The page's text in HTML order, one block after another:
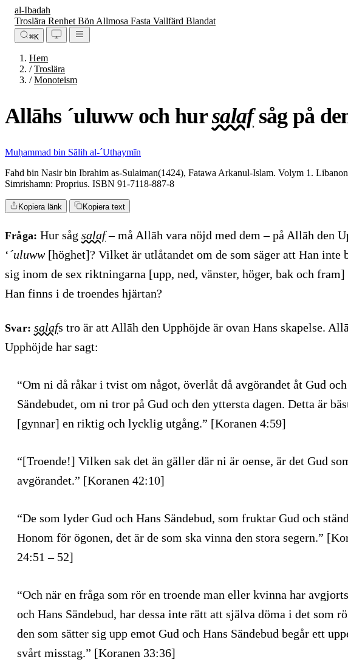
al-Ibadah
Troslära Renhet Bön Allmosa Fasta Vallfärd Blandat
⌘K
Hem
/Troslära
/Monoteism
Allāhs ´uluww och hursalafsåg på
Muḥammad bin Sālih al-´Uthaymīn
Fahd bin Nasir bin Ibrahim as-Sulaiman(1424), Fatawa Arkanul-Islam. Volym 1.
Simrishamn: Proprius. ISBN 91-7118-887-8
Kopiera länk Kopiera text
Fråga: Hur sågsalaf– må Allāh vara nöjd med dem – på Allāh den
‘´uluww[höghet]? Vilket är utlåtandet om de som säger att Han inte
sig inom de sex riktningarna [upp, ned, vänster, höger, bak och fram]
Han finns i de troendes hjärtan?
Svar: salafs tro är att Allāh den Upphöjde är ovan Hans skapelse.
Upphöjde har sagt:
“Om ni då råkar i tvist om något, överlåt då avgörandet åt Gud och
Sändebudet, om ni tror på Gud och den yttersta dagen. Detta är
[gynnar] en riktig och lycklig utgång.” [Koranen 4:59]
“[Troende!] Vilken sak det än gäller där ni är oense, är det Gud
avgörandet.” [Koranen 42:10]
“De som lyder Gud och Hans Sändebud, som fruktar Gud och
Honom för ögonen, det är de som ska vinna den stora segern.”
24:51 – 52]
“Och när en fråga som rör en troende man eller kvinna har
och Hans Sändebud, har dessa inte rätt att själva döma i det som
den som sätter sig upp emot Gud och Hans Sändebud begår ett
svårt misstag.” [Koranen 33:36]